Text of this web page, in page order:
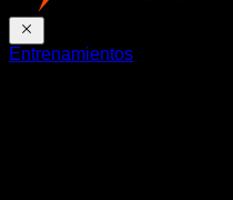
Entrenamientos